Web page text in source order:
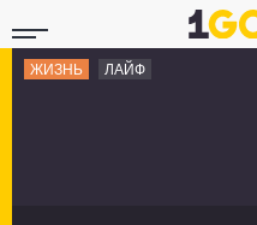
ЖИЗНЬ ЛАЙФ